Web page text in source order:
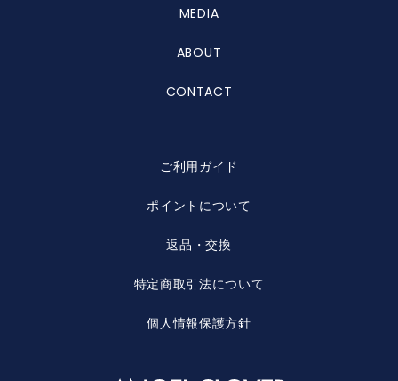
MEDIA
ABOUT
CONTACT
ご利用ガイド
ポイントについて
返品・交換
特定商取引法について
個人情報保護方針